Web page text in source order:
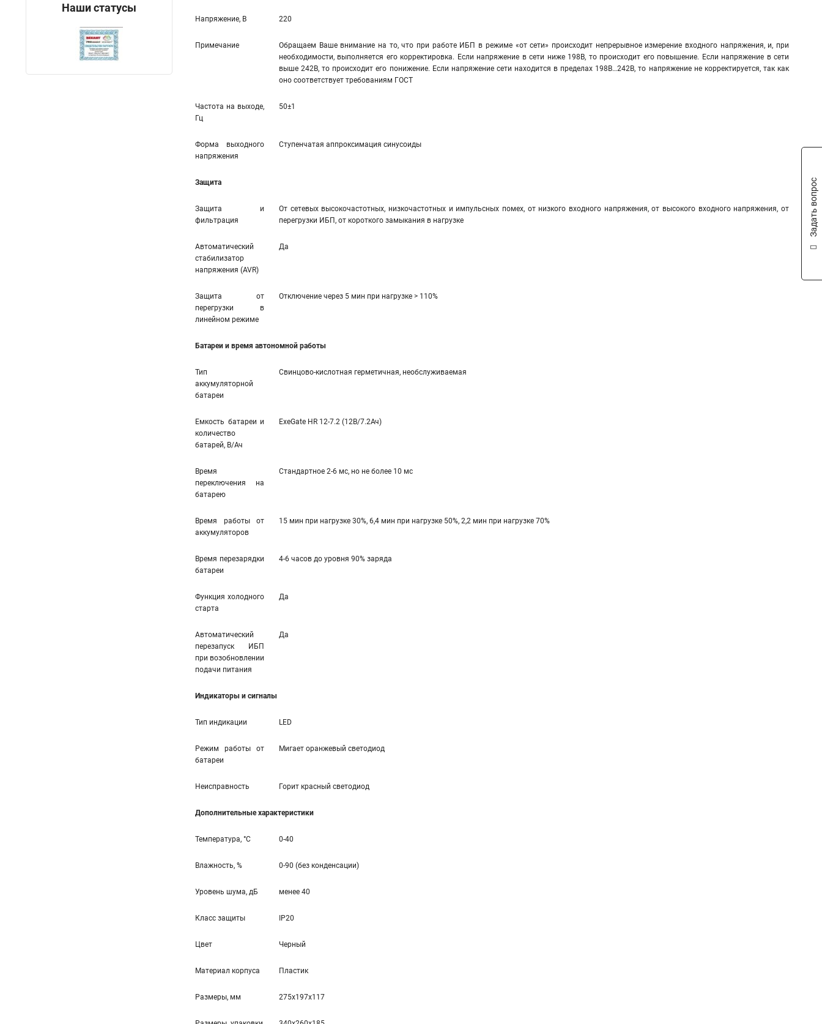
Наши статусы
Напряжение, В 220
Примечание
Обращаем Ваше внимание на то, что при работе ИБП в режиме «от сети» происходит непрерывное измерение входного напряжения, и, при
необходимости, выполняется его корректировка. Если напряжение в сети ниже 198В, то происходит его повышение. Если напряжение в сети
выше 242В, то происходит его понижение. Если напряжение сети находится в пределах 198В…242В, то напряжение не корректируется, так как
оно соответствует требованиям ГОСТ
Частота на выходе,
Гц
50±1
Форма выходного
напряжения
Ступенчатая аппроксимация синусоиды
Защита
Защита и
фильтрация
От сетевых высокочастотных, низкочастотных и импульсных помех, от низкого входного напряжения, от высокого входного напряжения, от
перегрузки ИБП, от короткого замыкания в нагрузке
Автоматический
стабилизатор
напряжения (AVR)
Да
Защита от
перегрузки в
линейном режиме
Отключение через 5 мин при нагрузке > 110%
Батареи и время автономной работы
Тип
аккумуляторной
батареи
Свинцово-кислотная герметичная, необслуживаемая
Емкость батареи и
количество
батарей, В/Ач
ExeGate HR 12-7.2 (12В/7.2Ач)
Время
переключения на
батарею
Стандартное 2-6 мс, но не более 10 мс
Время работы от
аккумуляторов
15 мин при нагрузке 30%, 6,4 мин при нагрузке 50%, 2,2 мин при нагрузке 70%
Время перезарядки
батареи
4-6 часов до уровня 90% заряда
Функция холодного
старта
Да
Автоматический
перезапуск ИБП
при возобновлении
подачи питания
Да
Индикаторы и сигналы
Тип индикации LED
Режим работы от
батареи
Мигает оранжевый светодиод
Неисправность Горит красный светодиод
Дополнительные характеристики
Температура, °С 0-40
Влажность, % 0-90 (без конденсации)
Уровень шума, дБ менее 40
Класс защиты IP20
Цвет Черный
Материал корпуса Пластик
Размеры, мм 275x197x117
Задать вопрос